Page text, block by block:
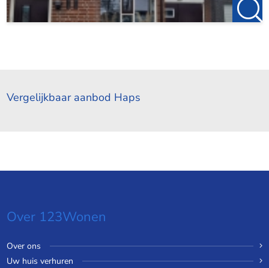
Vergelijkbaar aanbod Haps
Over 123Wonen
Over ons
Uw huis verhuren